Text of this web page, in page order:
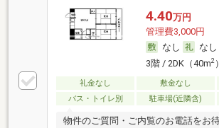
4.40万円
管理費3,000円
なし
なし
3階 / 2DK（40m2）
礼金なし 敷金なし
バス・トイレ別
駐車場(近隣含)
物件のご質問・ご内覧のお電話をお